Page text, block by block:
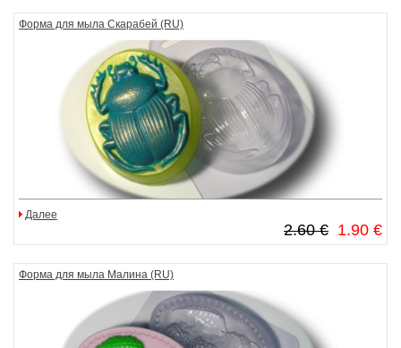
Форма для мыла Скарабей (RU)
Далее
1.90 €
2.60 €
Форма для мыла Малина (RU)